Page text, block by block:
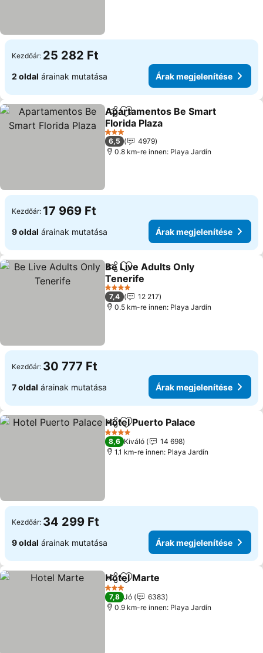
Kezdőár: 25 282 Ft
2 oldal árainak mutatása Árak megjelenítése
Megosztás
Hozzáadás a kedvencekhez
Apartamentos Be Smart
Florida Plaza
Árak megjelenítése
3 Kategória
6,5
4979
0.8 km-re innen: Playa Jardín
Kezdőár: 17 969 Ft
9 oldal árainak mutatása Árak megjelenítése
Megosztás
Hozzáadás a kedvencekhez
Be Live Adults Only
Tenerife
Árak megjelenítése
4 Kategória
7,4
12 217
0.5 km-re innen: Playa Jardín
Kezdőár: 30 777 Ft
7 oldal árainak mutatása Árak megjelenítése
Megosztás
Hozzáadás a kedvencekhez
Hotel Puerto Palace
4 Kategória
8,6 Kiváló
14 698
1.1 km-re innen: Playa Jardín
Kezdőár: 34 299 Ft
9 oldal árainak mutatása Árak megjelenítése
Megosztás
Hozzáadás a kedvencekhez
Hotel Marte
3 Kategória
7,8 Jó
6383
0.9 km-re innen: Playa Jardín